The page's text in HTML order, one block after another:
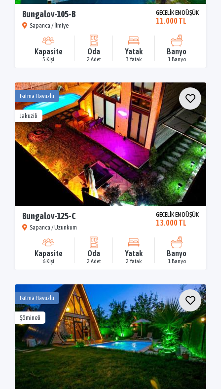
Bungalov-105-B
Sapanca / İlmiye
GECELİK EN DÜŞÜK
11.000 TL
Kapasite
5 Kişi
Oda
2 Adet
Yatak
3 Yatak
Banyo
1 Banyo
Isıtma Havuzlu
Jakuzili
Bungalov-125-C
Sapanca / Uzunkum
GECELİK EN DÜŞÜK
13.000 TL
Kapasite
6 Kişi
Oda
2 Adet
Yatak
2 Yatak
Banyo
1 Banyo
Isıtma Havuzlu
Şömineli